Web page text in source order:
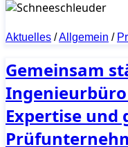
Aktuelles /Allgemein /
Gemeinsam
Expertise und